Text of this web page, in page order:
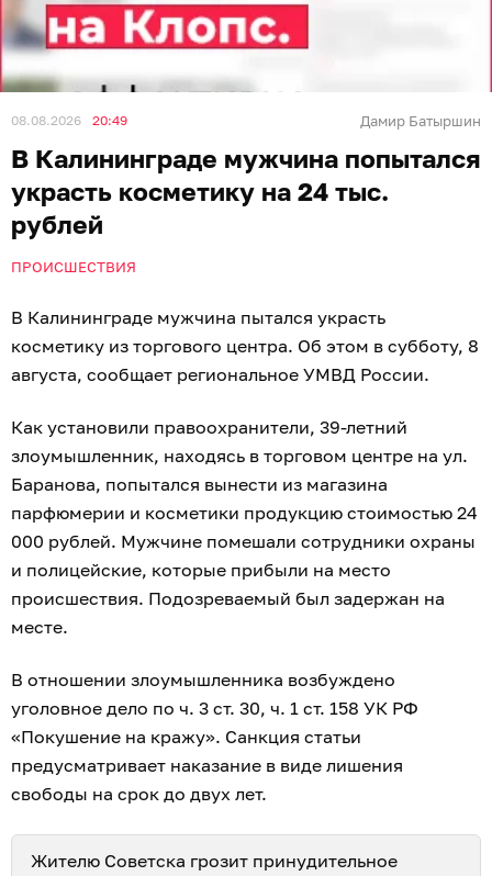
08.08.2026 20:49 Дамир Батыршин
В Калининграде мужчина попытался
украсть косметику на 24 тыс.
рублей
ПРОИСШЕСТВИЯ
В Калининграде мужчина пытался украсть
косметику из торгового центра. Об этом в субботу, 8
августа, сообщает региональное УМВД России.
Как установили правоохранители, 39-летний
злоумышленник, находясь в торговом центре на ул.
Баранова, попытался вынести из магазина
парфюмерии и косметики продукцию стоимостью 24
000 рублей. Мужчине помешали сотрудники охраны
и полицейские, которые прибыли на место
происшествия. Подозреваемый был задержан на
месте.
В отношении злоумышленника возбуждено
уголовное дело по ч. 3 ст. 30, ч. 1 ст. 158 УК РФ
«Покушение на кражу». Санкция статьи
предусматривает наказание в виде лишения
свободы на срок до двух лет.
Жителю Советска грозит принудительное